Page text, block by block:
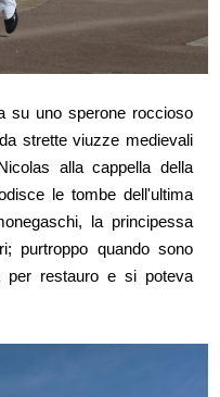
su uno sperone roccioso
strette viuzze medievali
alla cappella della
le tombe dell'ultima
la principessa
purtroppo quando sono
per restauro e si poteva